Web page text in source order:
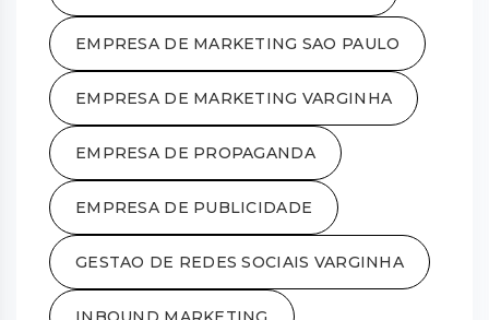
EMPRESA DE MARKETING SAO PAULO
EMPRESA DE MARKETING VARGINHA
EMPRESA DE PROPAGANDA
EMPRESA DE PUBLICIDADE
GESTAO DE REDES SOCIAIS VARGINHA